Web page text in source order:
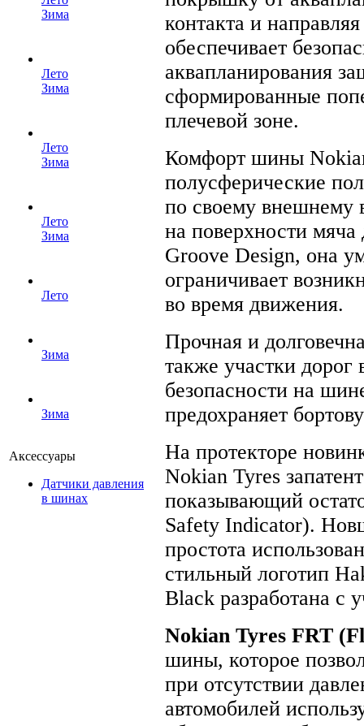
Зима
Лето
Зима
Лето
Зима
Лето
Зима
Лето
Зима
Зима
Аксессуары
Датчики давления
в шинах
контакта и
обеспечивает
аквапланирования
сформированные
плечевой зоне.
Комфорт шины
полусферические
по своему внешнему
на поверхности
Groove Design, она
ограничивает
во время движения.
Прочная и
также участки
безопасности на
предохраняет
На протекторе
Nokian Tyres
показывающий
Safety Indicator).
простота
стильный логотип
Black разработана с
Nokian Tyres FRT
шины, которое
при отсутствии
автомобилей